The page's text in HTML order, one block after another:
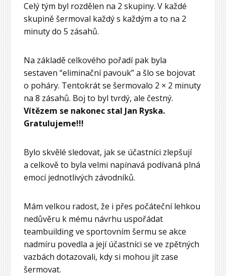
Celý tým byl rozdělen na 2 skupiny. V každé
skupině šermoval každý s každým a to na 2
minuty do 5 zásahů.
Na základě celkového pořadí pak byla
sestaven “eliminační pavouk” a šlo se bojovat
o poháry. Tentokrát se šermovalo 2 × 2 minuty
na 8 zásahů. Boj to byl tvrdý, ale čestný.
Vítězem se nakonec stal Jan Ryska.
Gratulujeme!!!
Bylo skvělé sledovat, jak se účastníci zlepšují
a celkově to byla velmi napínavá podívaná plná
emocí jednotlivých závodníků.
Mám velkou radost, že i přes počáteční lehkou
nedůvěru k mému návrhu uspořádat
teambuilding ve sportovním šermu se akce
nadmíru povedla a její účastníci se ve zpětných
vazbách dotazovali, kdy si mohou jít zase
šermovat.